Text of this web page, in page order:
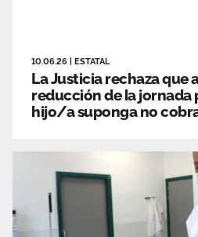
10.06.26 ESTATAL
La Justicia rechaza que
reducción de la jornada
hijo/a suponga no